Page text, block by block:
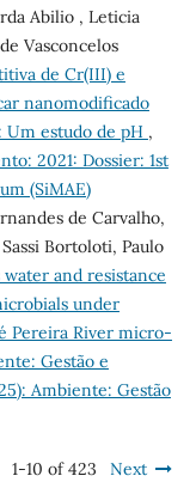
Abilio , Leticia
Vasconcelos
de Cr(III) e
nanomodificado
Um estudo de pH ,
2021: Dossier: 1st
(SiMAE)
de Carvalho,
Bortoloti, Paulo
and resistance
under
Pereira River micro-
Gestão e
Ambiente: Gestão
1-10 of 423 Next